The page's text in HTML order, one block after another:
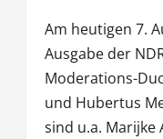
Am heutigen 7.
Ausgabe der
Moderations-
und Hubertus
sind u.a. Marijke